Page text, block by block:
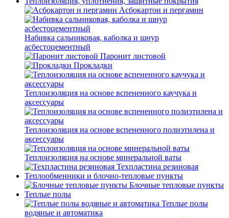
Асбокартон и пергамин
Набивка сальниковая, каболка и шнур
асбестоцементный
Паронит листовой
Прокладки
Теплоизоляция на основе вспененного каучука и
аксессуары
Теплоизоляция на основе вспененного полиэтилена и
аксессуары
Теплоизоляция на основе минеральной ваты
Техпластина резиновая
Теплообменники и блочно-тепловые пункты
Блочные тепловые пункты
Теплые полы
Теплые полы
водяные и автоматика